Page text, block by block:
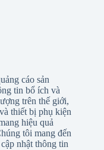
cáo sản
trên thế giới,
thiết bị phụ kiện
hiệu quả
tôi mang đến
nhật thông tin
sánh (không